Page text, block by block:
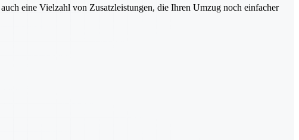
eine Vielzahl von Zusatzleistungen, die Ihren Umzug noch einfacher